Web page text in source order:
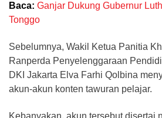
Baca: Ganjar Dukung Gubernur
Tonggo
Sebelumnya, Wakil Ketua Panitia
Ranperda Penyelenggaraan
DKI Jakarta Elva Farhi Qolbina
akun-akun konten tawuran pelajar.